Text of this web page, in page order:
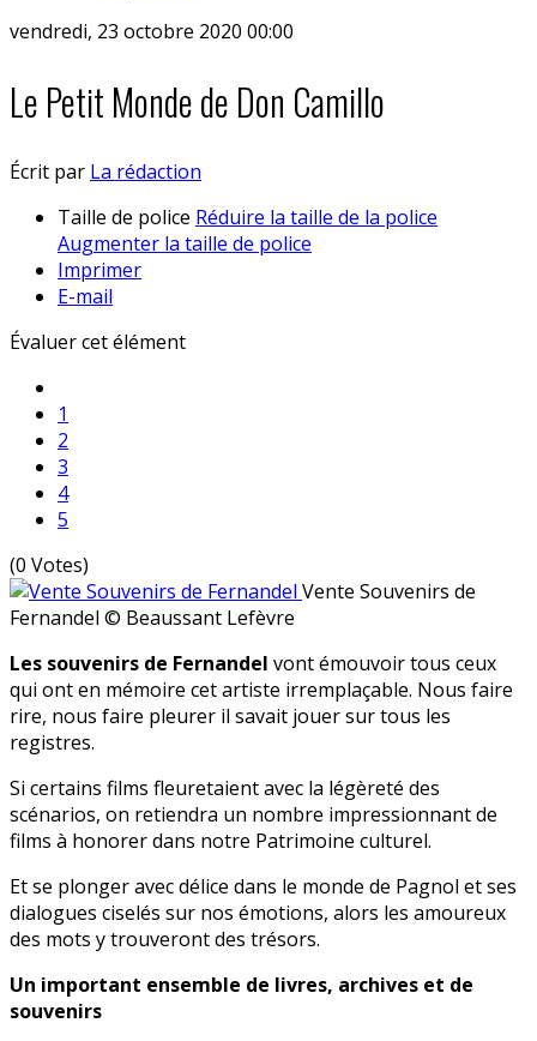
vendredi, 23 octobre 2020 00:00
Le Petit Monde de Don Camillo
Écrit par La rédaction
Taille de police Réduire la taille de la police
Augmenter la taille de police
Imprimer
E-mail
Évaluer cet élément
1
2
3
4
5
(0 Votes)
Vente Souvenirs de
Fernandel © Beaussant Lefèvre
Les souvenirs de Fernandel vont émouvoir tous ceux
qui ont en mémoire cet artiste irremplaçable. Nous faire
rire, nous faire pleurer il savait jouer sur tous les
registres.
Si certains films fleuretaient avec la légèreté des
scénarios, on retiendra un nombre impressionnant de
films à honorer dans notre Patrimoine culturel.
Et se plonger avec délice dans le monde de Pagnol et ses
dialogues ciselés sur nos émotions, alors les amoureux
des mots y trouveront des trésors.
Un important ensemble de livres, archives et de
souvenirs